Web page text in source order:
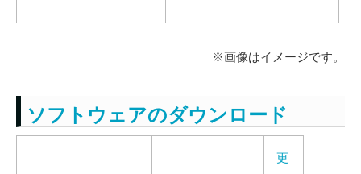
※画像はイメージです。
ソフトウェアのダウンロード
更